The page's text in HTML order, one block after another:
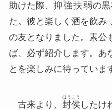
助けた際、 抑強扶弱の
た。彼と楽しく酒を飲み
の友となりました。素公
ば、必ず紹介します。あ
とを楽しみに待っていま
古来より、 封侯
ほうこう
したけ